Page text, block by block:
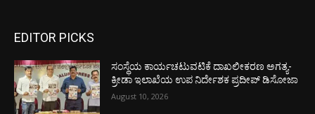
EDITOR PICKS
ಸಂಸ್ಥೆಯ ಕಾರ್ಯಚಟುವಟಿಕೆ ದಾಖಲೀಕರಣ ಅಗತ್ಯ-
ಕ್ರೀಡಾ ಇಲಾಖೆಯ ಉಪ ನಿರ್ದೇಶಕ ಪ್ರದೀಪ್ ಡಿಸೋಜಾ
August 10, 2026